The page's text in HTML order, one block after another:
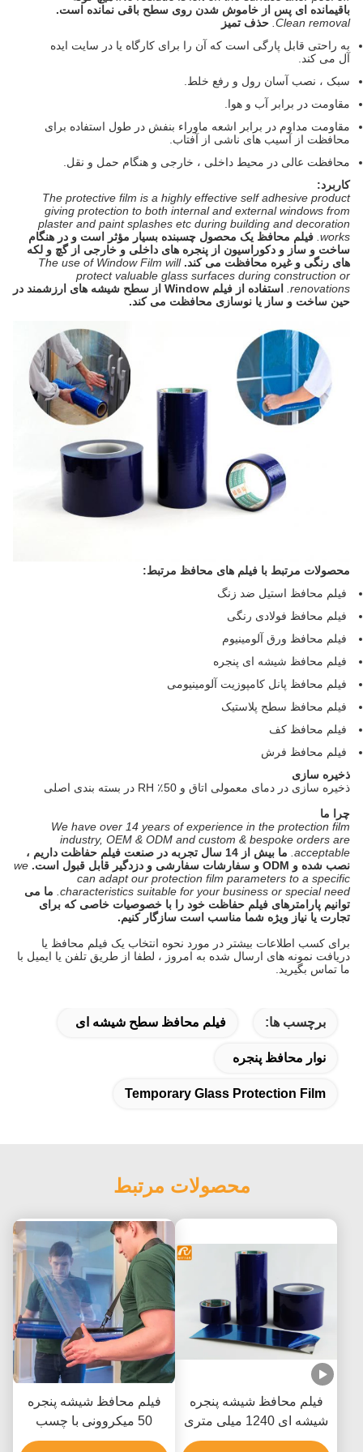
باقیمانده ای پس از خاموش شدن روی سطح باقی نمانده است.
Clean removal.
حذف تمیز
به راحتی قابل پارگی است که آن را برای کارگاه یا در سایت ایده
آل می کند.
سبک ، نصب آسان رول و رفع خلط.
مقاومت در برابر آب و هوا.
مقاومت مداوم در برابر اشعه ماوراء بنفش در طول استفاده برای
محافظت از آسیب های ناشی از آفتاب.
محافظت عالی در محیط داخلی ، خارجی و هنگام حمل و نقل.
کاربرد:
The protective film is a highly effective self adhesive product
giving protection to both internal and external windows from
plaster and paint splashes etc during building and decoration
works.
فیلم محافظ یک محصول چسبنده بسیار مؤثر است و در هنگام
ساخت و ساز و دکوراسیون از پنجره های داخلی و خارجی از گچ و لکه
های رنگی و غیره محافظت می کند. The use of Window Film will
protect valuable glass surfaces during construction or
renovations.
استفاده از فیلم Window از سطح شیشه های ارزشمند در
حین ساخت و ساز یا نوسازی محافظت می کند.
محصولات مرتبط با فیلم های محافظ مرتبط:
فیلم محافظ استیل ضد زنگ
فیلم محافظ فولادی رنگی
فیلم محافظ ورق آلومینیوم
فیلم محافظ شیشه ای پنجره
فیلم محافظ پانل کامپوزیت آلومینیومی
فیلم محافظ سطح پلاستیک
فیلم محافظ کف
فیلم محافظ فرش
ذخیره سازی
ذخیره سازی در دمای معمولی اتاق و 50٪ RH در بسته بندی اصلی
چرا ما
We have over 14 years of experience in the protection film
industry, OEM & ODM and custom & bespoke orders are
acceptable.
ما بیش از 14 سال تجربه در صنعت فیلم حفاظت داریم ،
نصب شده و ODM و سفارشات سفارشی و دزدگیر قابل قبول است.
we
can adapt our protection film parameters to a specific
characteristics suitable for your business or special need.
ما می
توانیم پارامترهای فیلم حفاظت خود را با خصوصیات خاصی که برای
تجارت یا نیاز ویژه شما مناسب است سازگار کنیم.
برای کسب اطلاعات بیشتر در مورد نحوه انتخاب یک فیلم محافظ یا
دریافت نمونه های ارسال شده به امروز ، لطفا از طریق تلفن یا ایمیل با
ما تماس بگیرید.
برچسب ها: فیلم محافظ سطح شیشه ای
نوار محافظ پنجره
Temporary Glass Protection Film
محصولات مرتبط
فیلم محافظ شیشه پنجره
شیشه ای 1240 میلی متری
ضد شفاف
فیلم محافظ شیشه پنجره
50 میکروونی با چسب
آکریلیک برای حذف بدون